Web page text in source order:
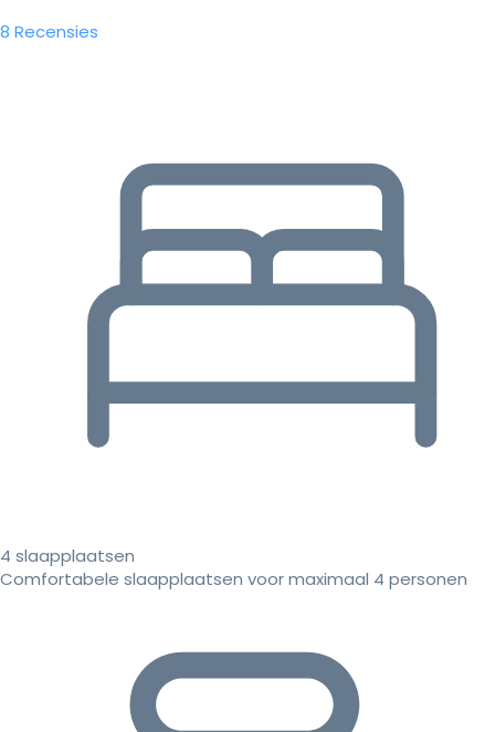
8 Recensies
4 slaapplaatsen
Comfortabele slaapplaatsen voor maximaal 4 personen